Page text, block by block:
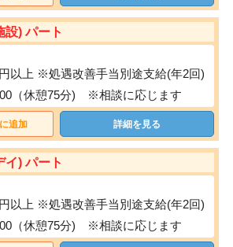
設) パート
以上 ※処遇改善手当別途支給(年2回)
（休憩75分) ※相談に応じます
追加 詳細を見る
イ) パート
以上 ※処遇改善手当別途支給(年2回)
（休憩75分) ※相談に応じます